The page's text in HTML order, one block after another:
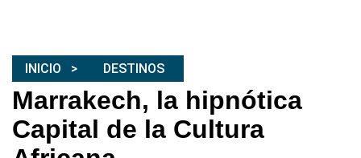
INICIO DESTINOS
Marrakech, la hipnótica
Capital de la Cultura